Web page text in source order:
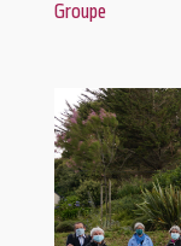
Groupe